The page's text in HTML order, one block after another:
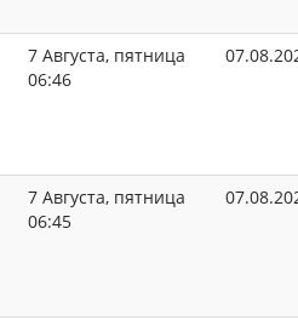
7 Августа, пятница
06:46
7 Августа, пятница
06:45